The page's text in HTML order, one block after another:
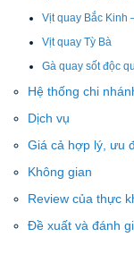
Vịt quay Bắc Kinh
Vịt quay Tỳ Bà
Gà quay sốt độc
Hệ thống chi
Dịch vụ
Giá cả hợp lý, ưu
Không gian
Review của thực
Đề xuất và đánh